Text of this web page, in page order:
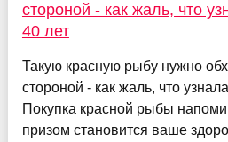
стороной - как жаль, что
40 лет
Такую красную рыбу нужно
стороной - как жаль, что
Покупка красной рыбы
призом становится ваше